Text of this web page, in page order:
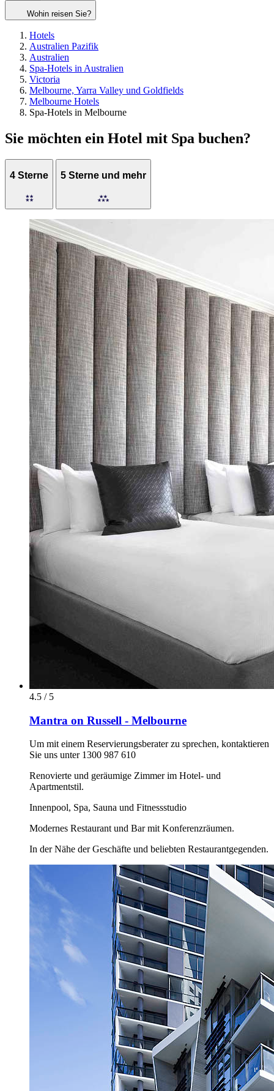
Wohin reisen Sie?
Hotels
Australien Pazifik
Australien
Spa-Hotels in Australien
Victoria
Melbourne, Yarra Valley und Goldfields
Melbourne Hotels
Spa-Hotels in Melbourne
Sie möchten ein Hotel mit Spa buchen?
4 Sterne 5 Sterne und mehr
4.5 / 5
Mantra on Russell - Melbourne
Um mit einem Reservierungsberater zu sprechen, kontaktieren
Sie uns unter 1300 987 610
Renovierte und geräumige Zimmer im Hotel- und
Apartmentstil.
Innenpool, Spa, Sauna und Fitnessstudio
Modernes Restaurant und Bar mit Konferenzräumen.
In der Nähe der Geschäfte und beliebten Restaurantgegenden.